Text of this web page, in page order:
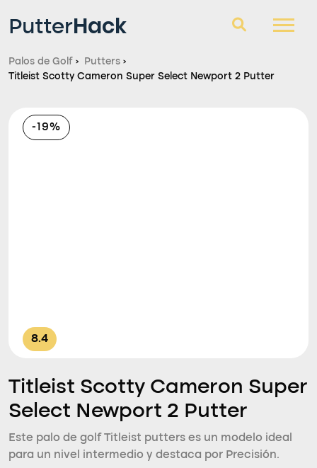
PutterHack
Palos de Golf
Consultorio
Palos de Golf › Putters ›
Titleist Scotty Cameron Super Select Newport 2 Putter
-19%
8.4
Titleist Scotty Cameron Super
Select Newport 2 Putter
Este palo de golf Titleist putters es un modelo ideal
para un nivel intermedio y destaca por Precisión.